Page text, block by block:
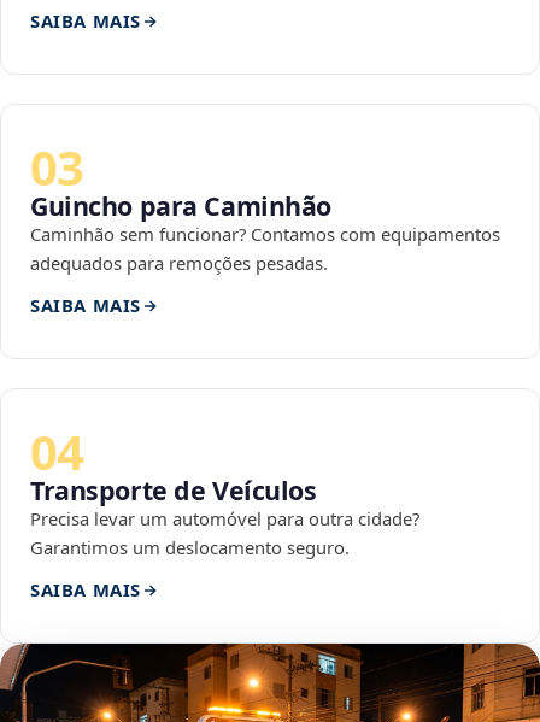
SAIBA MAIS
03
Guincho para Caminhão
Caminhão sem funcionar? Contamos com equipamentos
adequados para remoções pesadas.
SAIBA MAIS
04
Transporte de Veículos
Precisa levar um automóvel para outra cidade?
Garantimos um deslocamento seguro.
SAIBA MAIS